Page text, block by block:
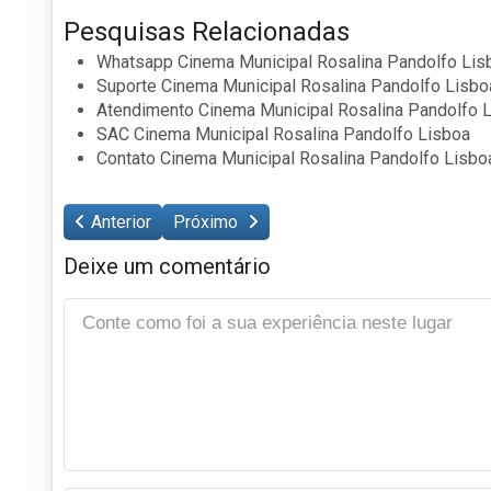
Pesquisas Relacionadas
Whatsapp Cinema Municipal Rosalina Pandolfo
Suporte Cinema Municipal Rosalina Pandolfo
Atendimento Cinema Municipal Rosalina Pandolfo
SAC Cinema Municipal Rosalina Pandolfo Lisboa
Contato Cinema Municipal Rosalina Pandolfo
Anterior Próximo
Deixe um comentário